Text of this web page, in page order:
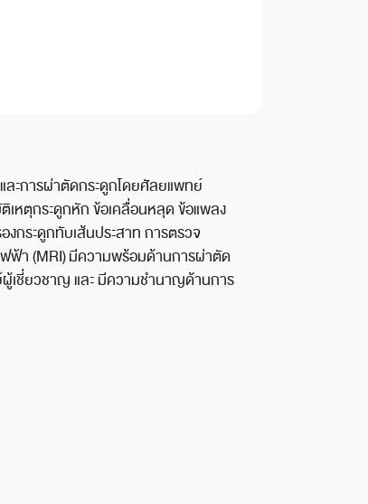
ะการผ่าตัดกระดูกโดยศัลยแพทย์
หตุกระดูกหัก ข้อเคลื่อนหลุด ข้อแพลง
กระดูกทับเส้นประสาท การตรวจ
ฟฟ้า (MRI) มีความพร้อมด้านการผ่าตัด
เชี่ยวชาญ และ มีความชำนาญด้านการ